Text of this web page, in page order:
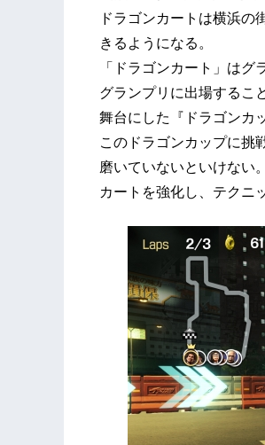
ドラゴンカートは横浜の
きるようになる。
「ドラゴンカート」は
グランプリに出場するこ
舞台にした『ドラゴンカ
このドラゴンカップに挑
磨いていないといけない。
カートを強化し、テクニ